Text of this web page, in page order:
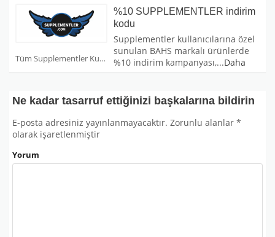
Tüm Supplementler Kuponları
%10 SUPPLEMENTLER indirim
kodu
Supplementler kullanıcılarına özel
sunulan BAHS markalı ürünlerde
%10 indirim kampanyası,...Daha
Ne kadar tasarruf ettiğinizi başkalarına bildirin
E-posta adresiniz yayınlanmayacaktır. Zorunlu alanlar *
olarak işaretlenmiştir
Yorum